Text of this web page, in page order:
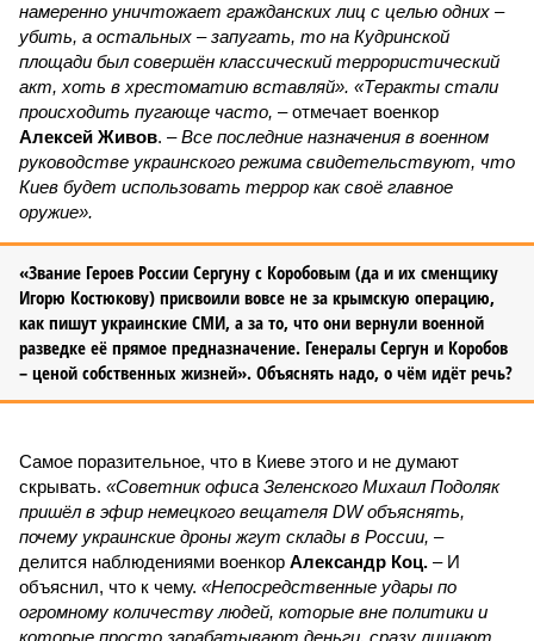
намеренно уничтожает гражданских лиц с целью одних –
убить, а остальных – запугать, то на Кудринской
площади был совершён классический террористический
акт, хоть в хрестоматию вставляй». «Теракты стали
происходить пугающе часто, – отмечает военкор
Алексей Живов. –Все последние назначения в военном
руководстве украинского режима свидетельствуют, что
Киев будет использовать террор как своё главное
оружие».
«Звание Героев России Сергуну с Коробовым (да и их сменщику
Игорю Костюкову) присвоили вовсе не за крымскую операцию,
как пишут украинские СМИ, а за то, что они вернули военной
разведке её прямое предназначение. Генералы Сергун и Коробов
– ценой собственных жизней». Объяснять надо, о чём идёт речь?
Самое поразительное, что в Киеве этого и не думают
скрывать. «Советник офиса Зеленского Михаил Подоляк
пришёл в эфир немецкого вещателя DW объяснять,
почему украинские дроны жгут склады в России, –
делится наблюдениями военкор Александр Коц. – И
объяснил, что к чему. «Непосредственные удары по
огромному количеству людей, которые вне политики и
которые просто зарабатывают деньги, сразу лишают